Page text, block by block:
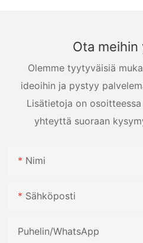
Ota
Olemme tyytyväisiä
ideoihin ja pystyy
Lisätietoja on
yhteyttä suoraan
Nimi
Sähköposti
Puhelin/WhatsApp